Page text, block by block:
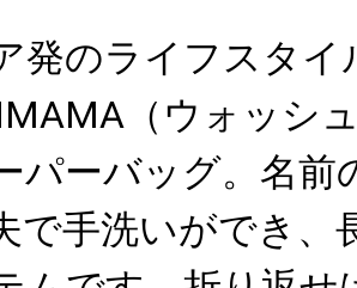
発のライフスタイ
（ウォッシ
パーバッグ。名前
で手洗いができ、